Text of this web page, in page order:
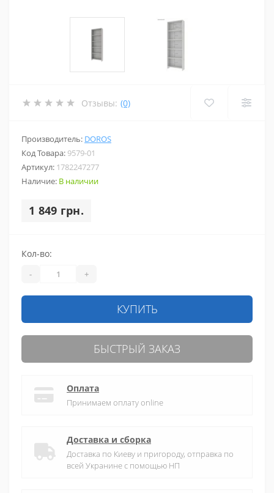
Отзывы: (0)
Производитель: DOROS
Код Товара: 9579-01
Артикул: 1782247277
Наличие: В наличии
1 849 грн.
Кол-во:
- +
КУПИТЬ
БЫСТРЫЙ ЗАКАЗ
Оплата
Принимаем оплату online
Доставка и сборка
Доставка по Киеву и пригороду, отправка по
всей Укранине с помощью НП